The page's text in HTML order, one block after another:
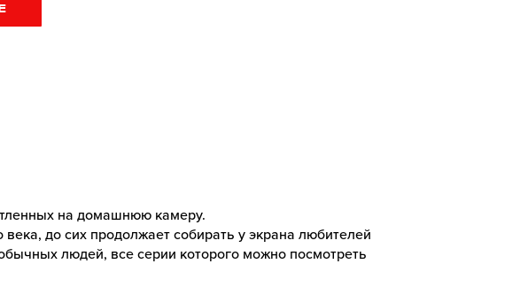
на домашнюю камеру.
до сих продолжает собирать у экрана любителей
людей, все серии которого можно посмотреть